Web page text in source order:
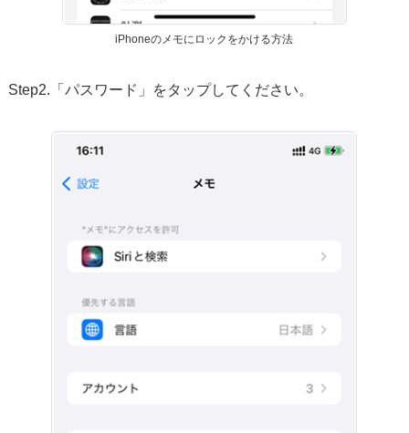
iPhoneのメモにロックをかける方法
Step2.「パスワード」をタップしてください。